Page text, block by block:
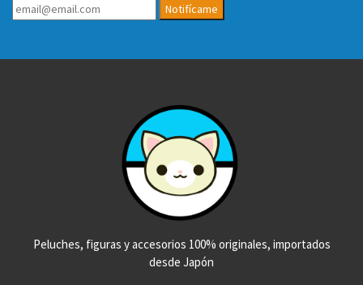
Notifícame
Peluches, figuras y accesorios 100% originales, importados
desde Japón